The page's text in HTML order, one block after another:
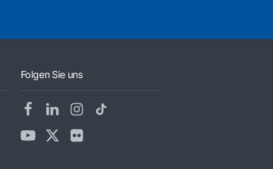
Folgen Sie uns